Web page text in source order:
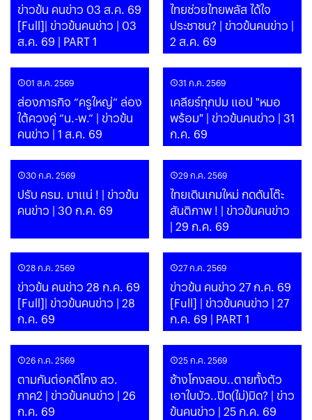
ข่าวข้น คนข่าว 03 ส.ค. 69
[Full]| ข่าวข้นคนข่าว | 03
ส.ค. 69 | PART 1
ไทยช่วยไทยพลัส ได้ใจ
ประชาชน? | ข่าวข้นคนข่าว |
2 ส.ค. 69
01 ส.ค. 2569
ส่องภารกิจ “ครูใหญ่” ล่อง
ใต้ควงคู่ “น.-พ.” | ข่าวข้น
คนข่าว | 1 ส.ค. 69
31 ก.ค. 2569
เคลียร์ทุกปม แอป "หมอ
พร้อม" | ข่าวข้นคนข่าว | 31
ก.ค. 69
30 ก.ค. 2569
ปรับ ครม. มาแน่ ! | ข่าวข้น
คนข่าว | 30 ก.ค. 69
29 ก.ค. 2569
ไทยเดินเกมใหม่ กดดันโต๊ะ
สันติภาพ ! | ข่าวข้นคนข่าว
| 29 ก.ค. 69
28 ก.ค. 2569
ข่าวข้น คนข่าว 28 ก.ค. 69
[Full]| ข่าวข้นคนข่าว | 28
ก.ค. 69
27 ก.ค. 2569
ข่าวข้น คนข่าว 27 ก.ค. 69
[Full] | ข่าวข้นคนข่าว | 27
ก.ค. 69 | PART 1
26 ก.ค. 2569
ตามกันต่อคดีโกง สว.
ภาค2 | ข่าวข้นคนข่าว | 26
ก.ค. 69
25 ก.ค. 2569
ช้างโกงสอบ..ตายทั้งตัว
เอาใบบัว..ปิด(ไม่)มิด? | ข่าว
ข้นคนข่าว | 25 ก.ค. 69